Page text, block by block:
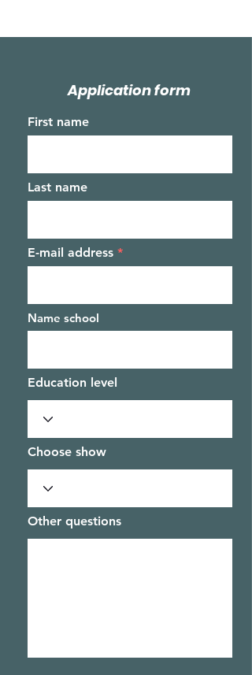
Application form
First name
Last name
E-mail address
Name school
Education level
Choose show
Other questions